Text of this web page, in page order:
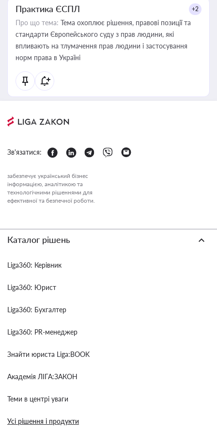
Практика ЄСПЛ +2
Про що тема: Тема охоплює рішення, правові позиції та
стандарти Європейського суду з прав людини, які
впливають на тлумачення прав людини і застосування
норм права в Україні
Зв'язатися:
забезпечує український бізнес
інформацією, аналітикою та
технологічними рішеннями для
ефективної та безпечної роботи.
Каталог рішень
Liga360: Керівник
Liga360: Юрист
Liga360: Бухгалтер
Liga360: PR-менеджер
Знайти юриста Liga:BOOK
Академія ЛІГА:ЗАКОН
Теми в центрі уваги
Усі рішення і продукти